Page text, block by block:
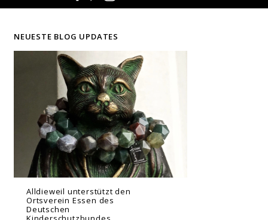
NEUESTE BLOG UPDATES
Alldieweil unterstützt den
Ortsverein Essen des
Deutschen